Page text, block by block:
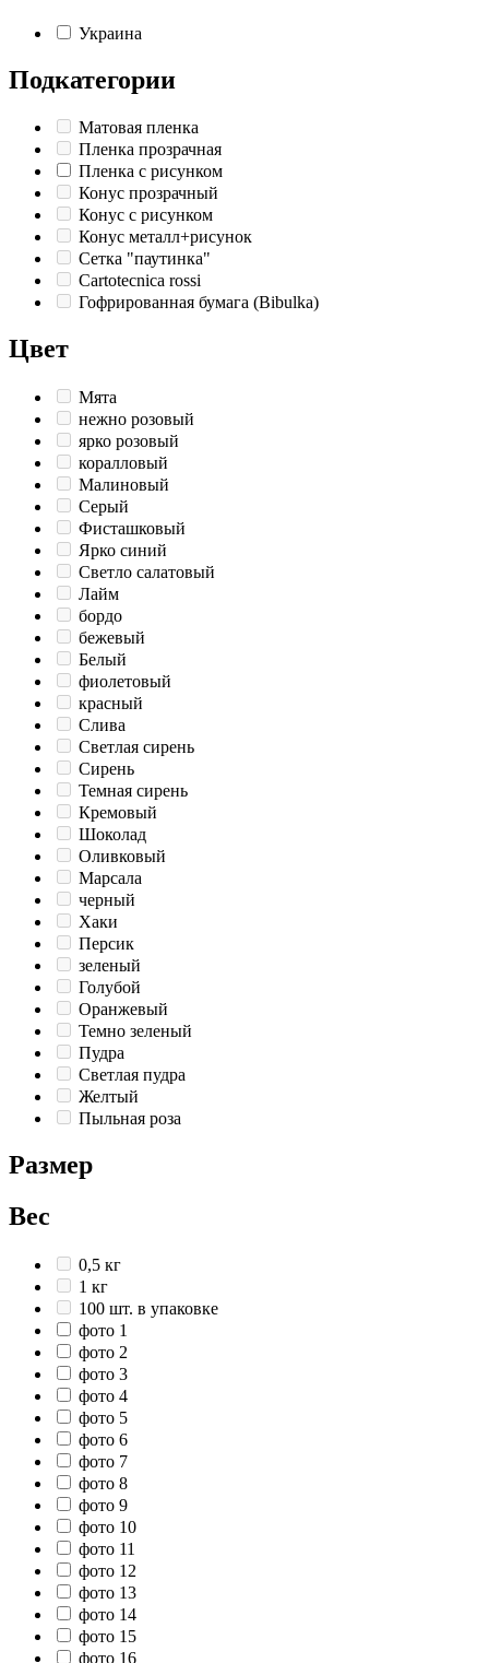
Украина
Подкатегории
Матовая пленка
Пленка прозрачная
Пленка с рисунком
Конус прозрачный
Конус с рисунком
Конус металл+рисунок
Сетка "паутинка"
Cartotecnica rossi
Гофрированная бумага (Bibulka)
Цвет
Мята
нежно розовый
ярко розовый
коралловый
Малиновый
Серый
Фисташковый
Ярко синий
Светло салатовый
Лайм
бордо
бежевый
Белый
фиолетовый
красный
Слива
Светлая сирень
Сирень
Темная сирень
Кремовый
Шоколад
Оливковый
Марсала
черный
Хаки
Персик
зеленый
Голубой
Оранжевый
Темно зеленый
Пудра
Светлая пудра
Желтый
Пыльная роза
Размер
Вес
0,5 кг
1 кг
100 шт. в упаковке
фото 1
фото 2
фото 3
фото 4
фото 5
фото 6
фото 7
фото 8
фото 9
фото 10
фото 11
фото 12
фото 13
фото 14
фото 15
фото 16